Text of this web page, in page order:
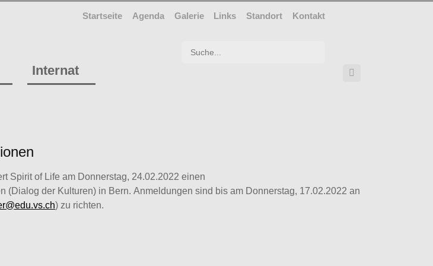
Startseite Agenda Galerie Links Standort Kontakt
Internat 
Spirit of Life am Donnerstag, 24.02.2022 einen
(Dialog der Kulturen) in Bern. Anmeldungen sind bis am Donnerstag, 17.02.2022 an
) zu richten.